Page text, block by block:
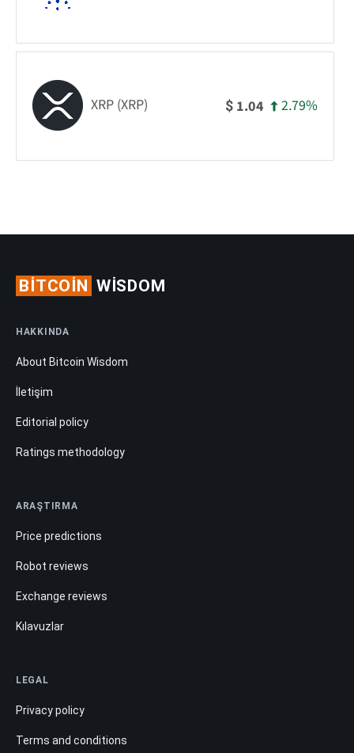
XRP (XRP) $ 1.04 2.79%
BITCOIN WISDOM
HAKKINDA
About Bitcoin Wisdom
İletişim
Editorial policy
Ratings methodology
ARAŞTIRMA
Price predictions
Robot reviews
Exchange reviews
Kılavuzlar
LEGAL
Privacy policy
Terms and conditions